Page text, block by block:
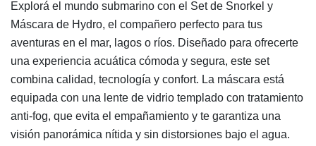
Explorá el mundo submarino con el Set de Snorkel y
Máscara de Hydro, el compañero perfecto para tus
aventuras en el mar, lagos o ríos. Diseñado para ofrecerte
una experiencia acuática cómoda y segura, este set
combina calidad, tecnología y confort. La máscara está
equipada con una lente de vidrio templado con tratamiento
anti-fog, que evita el empañamiento y te garantiza una
visión panorámica nítida y sin distorsiones bajo el agua.